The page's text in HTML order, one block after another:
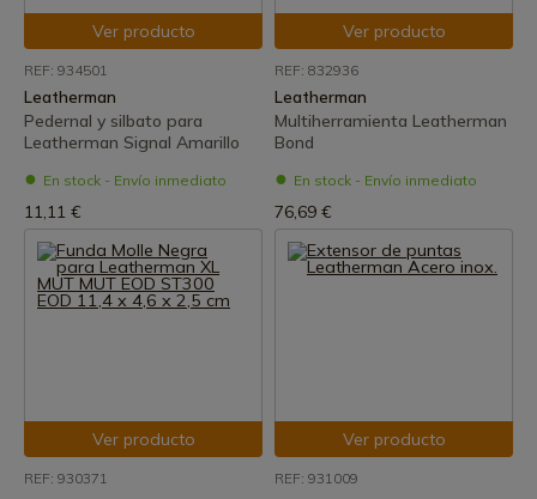
Ver producto
REF: 934501
Leatherman
Pedernal y silbato para
Leatherman Signal Amarillo
En stock - Envío inmediato
11,11 €
Ver producto
REF: 832936
Leatherman
Multiherramienta Leatherman
Bond
En stock - Envío inmediato
76,69 €
Ver producto
REF: 930371
Ver producto
REF: 931009